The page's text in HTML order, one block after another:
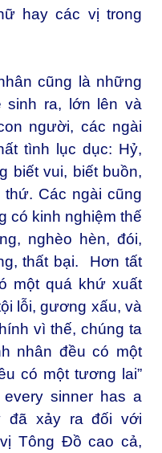
hay các vị trong
cũng là những
ra, lớn lên và
người, các ngài
tình lục dục: Hỷ,
biết vui, biết buồn,
thứ. Các ngài cũng
có kinh nghiệm thế
nghèo hèn, đói,
thất bại. Hơn tất
một quá khứ xuất
lỗi, gương xấu, và
vì thế, chúng ta
nhân đều có một
có một tương lai”
sinner has a
đã xảy ra đối với
Tông Đồ cao cả,